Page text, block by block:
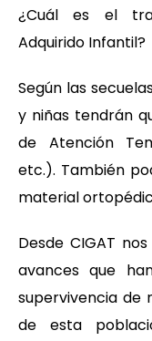
¿Cuál es el
Adquirido Infantil?
Según las
y niñas tendrán
de Atención
etc.). También
material
Desde CIGAT
avances que
supervivencia de
de esta